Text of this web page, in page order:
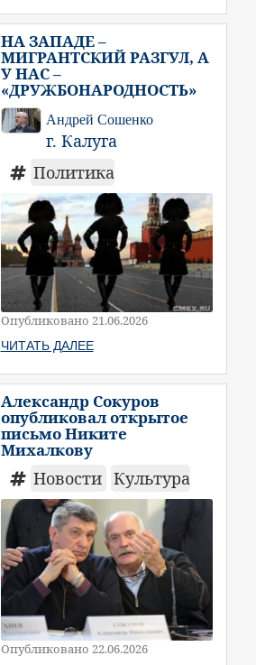
НА ЗАПАДЕ –
МИГРАНТСКИЙ РАЗГУЛ, А
У НАС –
«ДРУЖБОНАРОДНОСТЬ»
Андрей Сошенко
г. Калуга
Политика
Опубликовано 21.06.2026
ЧИТАТЬ ДАЛЕЕ
Александр Сокуров
опубликовал открытое
письмо Никите
Михалкову
Новости Культура
Опубликовано 22.06.2026